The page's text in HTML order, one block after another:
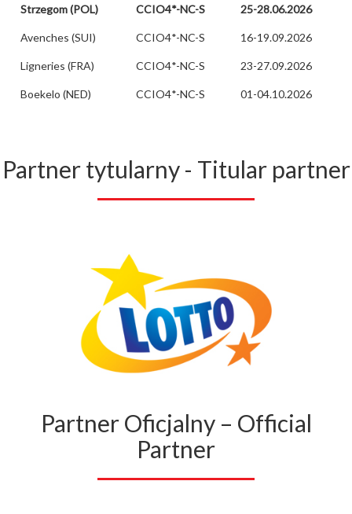
Strzegom (POL) CCIO4*-NC-S 25-28.06.2026
Avenches (SUI) CCIO4*-NC-S 16-19.09.2026
Ligneries (FRA) CCIO4*-NC-S 23-27.09.2026
Boekelo (NED) CCIO4*-NC-S 01-04.10.2026
Partner tytularny - Titular partner
Partner Oficjalny – Official
Partner